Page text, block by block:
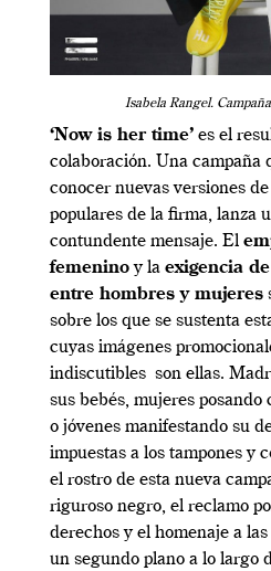
Isabela Rangel.
‘Now is her time’ es el
colaboración. Una campaña
conocer nuevas versiones
populares de la firma, lanza
contundente mensaje. El
femeninoy la exigencia
entre hombres y mujeres
sobre los que se sustenta
cuyas imágenes
indiscutibles son ellas.
sus bebés, mujeres posando
o jóvenes manifestando su
impuestas a los tampones y
el rostro de esta nueva
riguroso negro, el reclamo
derechos y el homenaje a
un segundo plano a lo largo